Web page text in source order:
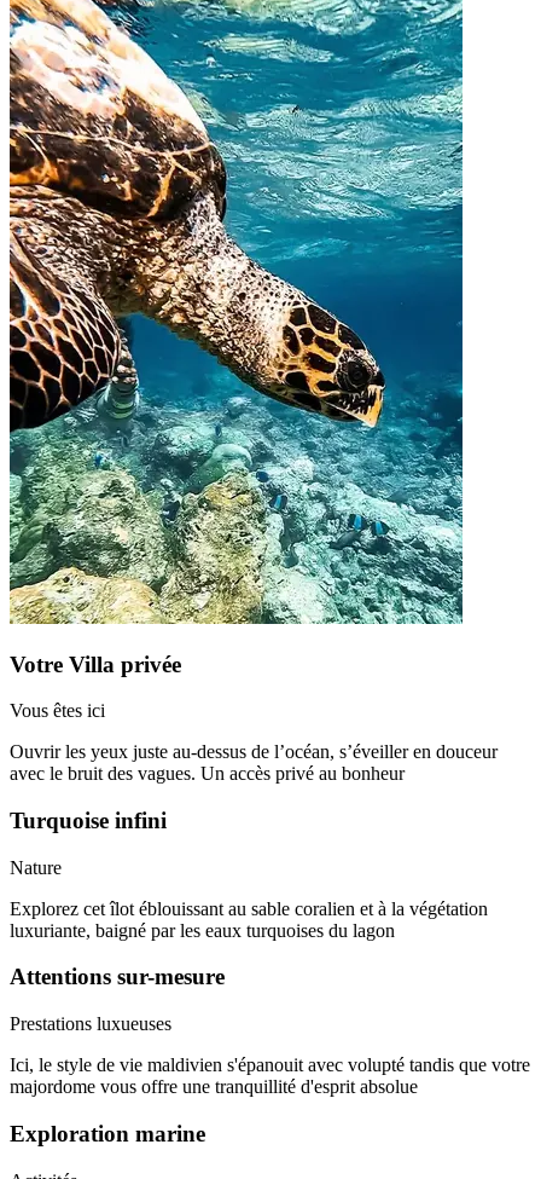
Votre Villa privée
Vous êtes ici
Ouvrir les yeux juste au-dessus de l’océan, s’éveiller en douceur
avec le bruit des vagues. Un accès privé au bonheur
Turquoise infini
Nature
Explorez cet îlot éblouissant au sable coralien et à la végétation
luxuriante, baigné par les eaux turquoises du lagon
Attentions sur-mesure
Prestations luxueuses
Ici, le style de vie maldivien s'épanouit avec volupté tandis que votre
majordome vous offre une tranquillité d'esprit absolue
Exploration marine